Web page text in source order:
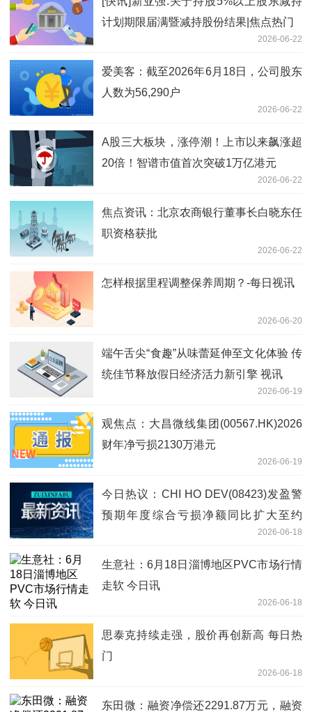
计划期限届满暨减持股份结果|焦点热门
2026-06-22
爱美客：截至2026年6月18日，公司股东
人数为56,290户
2026-06-22
A股三大板块，涨停潮！上市以来飙涨超
20倍！智谱市值首次突破1万亿港元
2026-06-22
焦点资讯：北京农商银行董事长白晓东任
职资格获批
2026-06-22
怎样根据里程调整保养周期？-每日视讯
2026-06-20
端午舌尖“食趣”从味蕾延伸至文化体验 传
统佳节释放假日经济活力新引擎 视讯
2026-06-19
观焦点：大昌微线集团(00567.HK)2026
财年净亏损2130万港元
2026-06-19
今日热议：CHI HO DEV(08423)发盈警
预期年度综合亏损净额同比扩大至约
2026-06-18
生意社：6月18日淄博地区PVC市场行情
走软 今日讯
2026-06-18
思泰克持续走强，股价再创新高 每日热
门
2026-06-18
东田微：融资净偿还2291.87万元，融资